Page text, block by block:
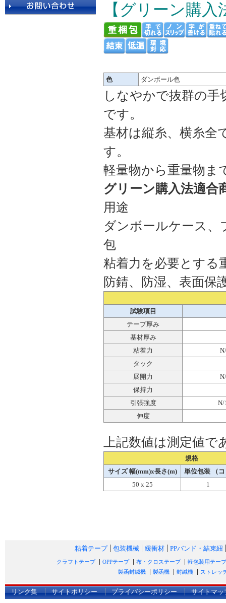
【グリーン購
色 ダンボール色
しなやかで抜群の
です。
基材は縦糸、横糸全
す。
軽量物から重量物ま
グリーン購入法適合
用途
ダンボールケース、
包
粘着力を必要とする
防錆、防湿、表面保
試験項目
テープ厚み
基材厚み
粘着力
タック
展開力
保持力
引張強度
N/
伸度
上記数値は測定値
規格
サイズ 幅(mm)x長さ(m)
単位包装 （
50 x 25
1
粘着テープ 包装機械 緩衝材 PPバンド・結束紐
クラフトテープ OPPテープ 布・クロステープ
軽包装用テープ
製函封緘機
製函機 封緘機 ストレッ
リンク集 サイトポリシー プライバシーポリシー サイトマッ